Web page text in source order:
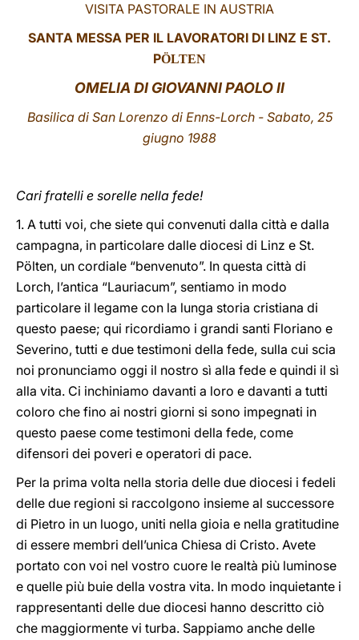
中文
VISITA PASTORALE IN AUSTRIA
SANTA MESSA PER IL LAVORATORI DI LINZ E ST.
PÖLTEN
OMELIA DI GIOVANNI PAOLO II
Basilica di San Lorenzo di Enns-Lorch- Sabato, 25
giugno 1988
Cari fratelli e sorelle nella fede!
1. A tutti voi, che siete qui convenuti dalla città e dalla
campagna, in particolare dalle diocesi di Linz e St.
Pölten, un cordiale “benvenuto”. In questa città di
Lorch, l’antica “Lauriacum”, sentiamo in modo
particolare il legame con la lunga storia cristiana di
questo paese; qui ricordiamo i grandi santi Floriano e
Severino, tutti e due testimoni della fede, sulla cui scia
noi pronunciamo oggi il nostro sì alla fede e quindi il sì
alla vita. Ci inchiniamo davanti a loro e davanti a tutti
coloro che fino ai nostri giorni si sono impegnati in
questo paese come testimoni della fede, come
difensori dei poveri e operatori di pace.
Per la prima volta nella storia delle due diocesi i fedeli
delle due regioni si raccolgono insieme al successore
di Pietro in un luogo, uniti nella gioia e nella gratitudine
di essere membri dell’unica Chiesa di Cristo. Avete
portato con voi nel vostro cuore le realtà più luminose
e quelle più buie della vostra vita. In modo inquietante i
rappresentanti delle due diocesi hanno descritto ciò
che maggiormente vi turba. Sappiamo anche delle